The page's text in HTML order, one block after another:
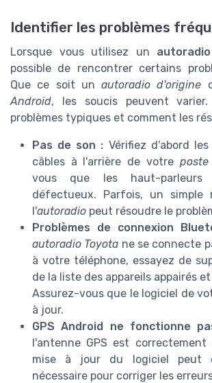
Identifier les problèmes
Lorsque vous utilisez un
possible de rencontrer certains
Que ce soit un autoradio d'origine
Android, les soucis peuvent varier.
problèmes typiques et comment les
Pas de son : Vérifiez d'abord
câbles à l'arrière de votre
vous que les haut-
défectueux. Parfois, un simple
l'autoradio peut résoudre le
Problèmes de connexion
autoradio Toyota ne se connecte
à votre téléphone, essayez de
de la liste des appareils appairés
Assurez-vous que le logiciel de
à jour.
GPS Android ne fonctionne
l'antenne GPS est correctement
mise à jour du logiciel peut
nécessaire pour corriger les